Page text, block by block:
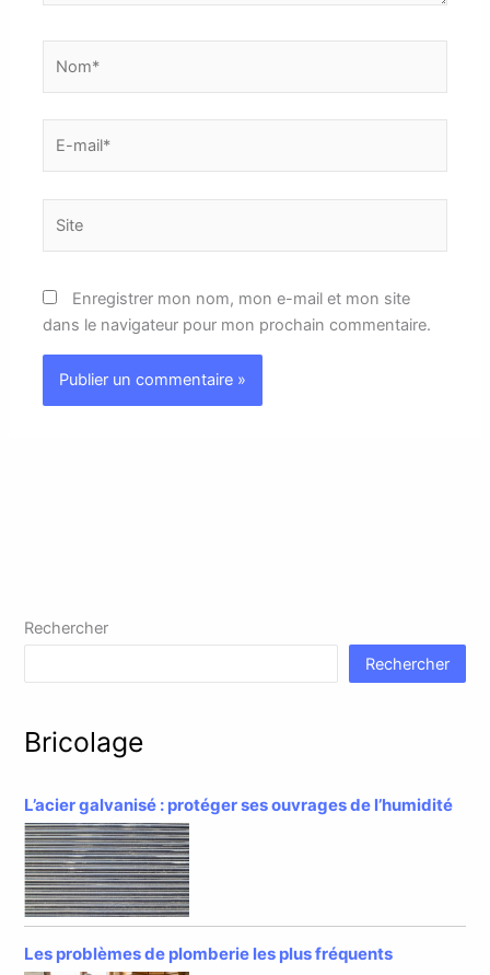
Enregistrer mon nom, mon e-mail et mon site
dans le navigateur pour mon prochain commentaire.
Rechercher
Rechercher
Bricolage
L’acier galvanisé : protéger ses ouvrages de l’humidité
Les problèmes de plomberie les plus fréquents